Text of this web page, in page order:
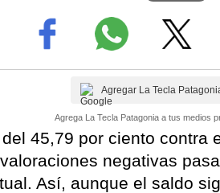
Agregar La Tecla
Agrega La Tecla Patagonia a tus medios
45,79 por ciento contra
negativas
Así, aunque el saldo